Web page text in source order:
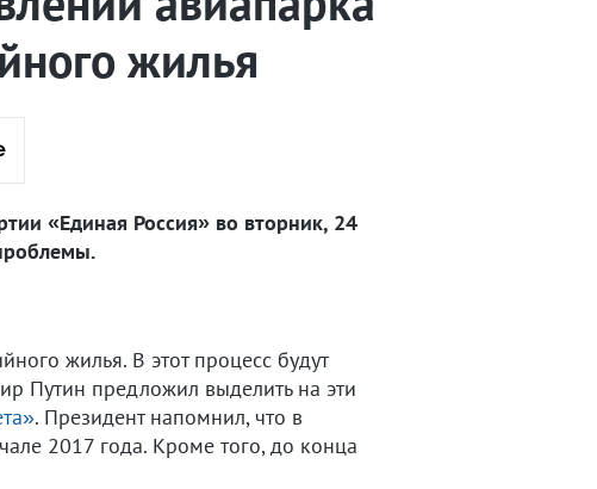
жилья
«Единая Россия» во вторник, 24
жилья. В этот процесс будут
Путин предложил выделить на эти
. Президент напомнил, что в
2017 года. Кроме того, до конца